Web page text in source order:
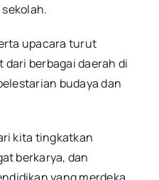
upacara turut
dari berbagai daerah di
budaya dan
kita tingkatkan
berkarya, dan